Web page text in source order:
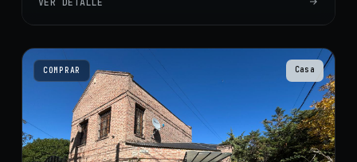
COMPRAR Casa